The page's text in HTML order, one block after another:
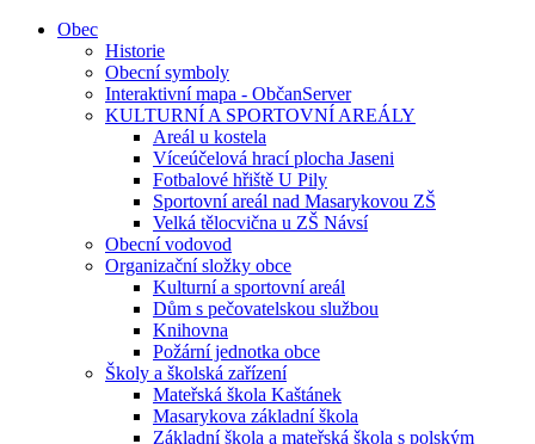
Obec
Historie
Obecní symboly
Interaktivní mapa - ObčanServer
KULTURNÍ A SPORTOVNÍ AREÁLY
Areál u kostela
Víceúčelová hrací plocha Jaseni
Fotbalové hřiště U Pily
Sportovní areál nad Masarykovou ZŠ
Velká tělocvična u ZŠ Návsí
Obecní vodovod
Organizační složky obce
Kulturní a sportovní areál
Dům s pečovatelskou službou
Knihovna
Požární jednotka obce
Školy a školská zařízení
Mateřská škola Kaštánek
Masarykova základní škola
Základní škola a mateřská škola s polským